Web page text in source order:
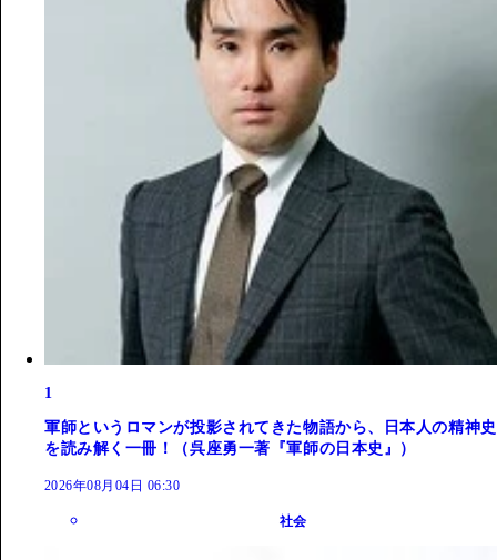
1
軍師というロマンが投影されてきた物語から、日本人の精神史
を読み解く一冊！（呉座勇一著『軍師の日本史』）
2026年08月04日 06:30
社会